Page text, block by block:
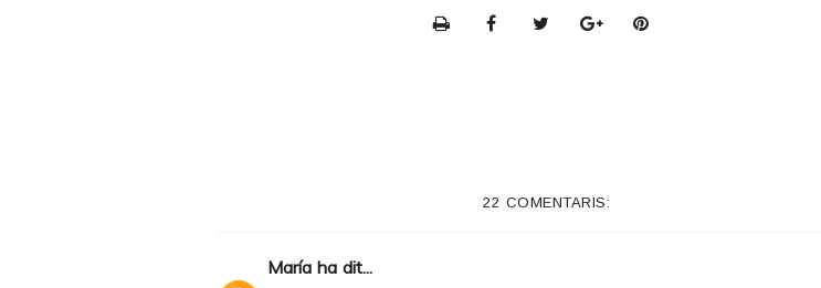
22 COMENTARIS:
María ha dit...